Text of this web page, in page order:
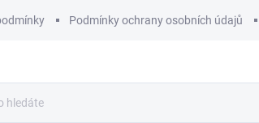
Podmínky ochrany osobních údajů